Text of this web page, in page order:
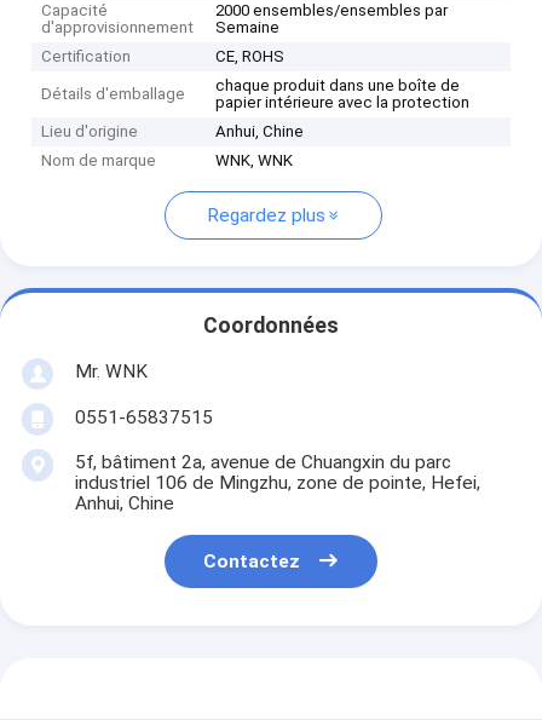
Capacité
d'approvisionnement
2000 ensembles/ensembles par
Semaine
Certification
CE, ROHS
Détails d'emballage
chaque produit dans une boîte de
papier intérieure avec la protection
Lieu d'origine
Anhui, Chine
Nom de marque
WNK, WNK
Regardez plus
Coordonnées
Mr. WNK
0551-65837515
5f, bâtiment 2a, avenue de Chuangxin du parc
industriel 106 de Mingzhu, zone de pointe, Hefei,
Anhui, Chine
Contactez